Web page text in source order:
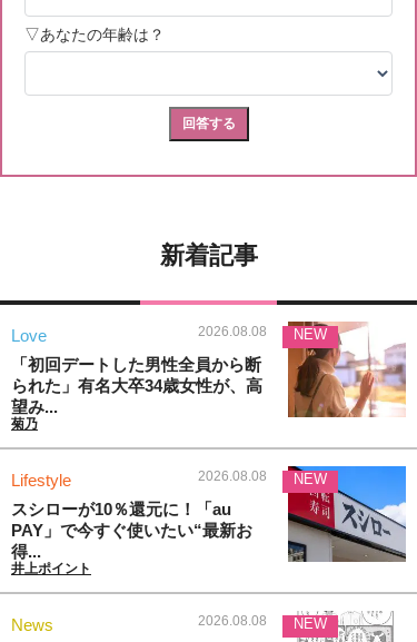
新着記事
Love 2026.08.08
「初回デートした男性全員から断
られた」有名大卒34歳女性が、高
望み...
菊乃
NEW
Lifestyle 2026.08.08
スシローが10％還元に！「au
PAY」で今すぐ使いたい“最新お
得...
井上ポイント
NEW
News 2026.08.08 NEW